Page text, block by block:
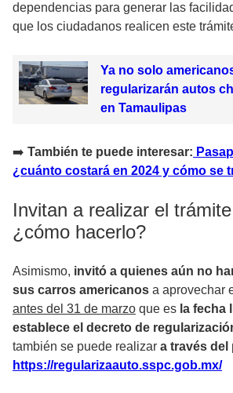
dependencias para generar las
que los ciudadanos realicen este
Ya no solo
regularizarán autos
en Tamaulipas
➡ ️ También te puede interesar:
¿cuánto costará en 2024 y cómo se
Invitan a realizar el
¿cómo hacerlo?
Asimismo, invitó a quienes aún no
sus carros americanos a aprovechar
antes del 31 de marzo que es la fecha
establece el decreto de
también se puede realizar a través del
https://regularizaauto.sspc.gob.mx/